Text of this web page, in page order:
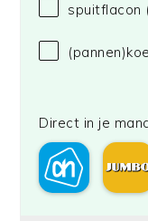
spuitflacon
Direct in je